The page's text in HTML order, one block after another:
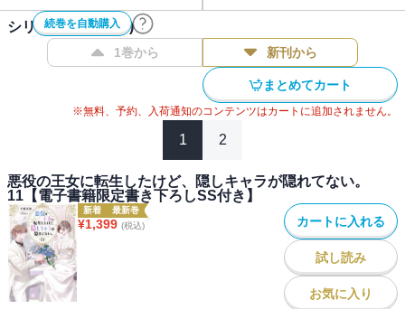
収録特別書き下ろし番外編「眩しい日差しの下で」
大好きな人とずっと一緒にいられるなんて、夢みたい。結婚式の直
で幸せな毎日！ だけど気になることもあるの。修道院に行ったオ
ーリは元気かな？ ルルのお師匠様に結婚の挨拶もしなきゃ。旦那
様は私を閉じ込めておきたいみたいだけど、新婚旅行がてら、会い
に行ってもいいかなあ？
「かわいい奥さんの我が儘は、オレが全部叶えてあげる」
最凶な旦那様【暗殺者】からの執着と献身がますます止まらな
続巻を自動購入
シリーズ作品(11件)
1巻から 新刊から
まとめてカート
※無料、予約、入荷通知のコンテンツはカートに追加されません。
1 2
悪役の王女に転生したけど、隠しキャラが隠れてない。
11【電子書籍限定書き下ろしSS付き】
新着 最新巻
¥1,399 (税込) カートに入れる
試し読み
お気に入り